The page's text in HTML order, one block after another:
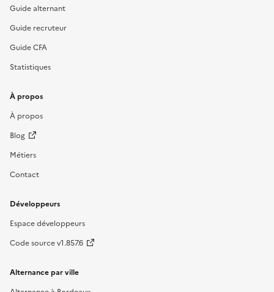
Guide alternant
Guide recruteur
Guide CFA
Statistiques
À propos
À propos
Blog
Métiers
Contact
Développeurs
Espace développeurs
Code source v1.857.6
Alternance par ville